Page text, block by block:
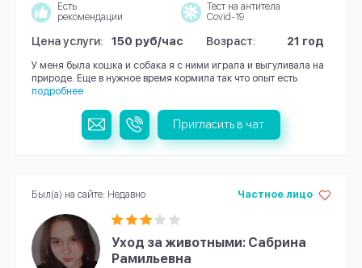
Есть
рекомендации
Тест на антитела
Covid-19
Цена услуги: 150 руб/час Возраст: 21 год
У меня была кошка и собака я с ними играла и выгуливала на
природе. Еще в нужное время кормила так что опыт есть
подробнее
Пригласить в чат
Уход за животными: Сабрина
Рамильевна
Частное лицо
Был(а) на сайте: Недавно